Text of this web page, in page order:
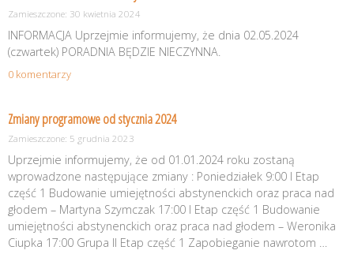
Zamieszczone: 30 kwietnia 2024
INFORMACJA Uprzejmie informujemy, że dnia 02.05.2024
(czwartek) PORADNIA BĘDZIE NIECZYNNA.
0 komentarzy
Zmiany programowe od stycznia 2024
Zamieszczone: 5 grudnia 2023
Uprzejmie informujemy, że od 01.01.2024 roku zostaną
wprowadzone następujące zmiany : Poniedziałek 9:00 I Etap
część 1 Budowanie umiejętności abstynenckich oraz praca nad
głodem – Martyna Szymczak 17:00 I Etap część 1 Budowanie
umiejętności abstynenckich oraz praca nad głodem – Weronika
Ciupka 17:00 Grupa II Etap część 1 Zapobieganie nawrotom …